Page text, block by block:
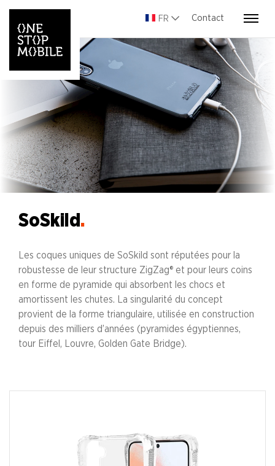
Contact
FR
SoSkild .
Les coques uniques de SoSkild sont réputées pour la
robustesse de leur structure ZigZag® et pour leurs coins
en forme de pyramide qui absorbent les chocs et
amortissent les chutes. La singularité du concept
provient de la forme triangulaire, utilisée en construction
depuis des milliers d’années (pyramides égyptiennes,
tour Eiffel, Louvre, Golden Gate Bridge).